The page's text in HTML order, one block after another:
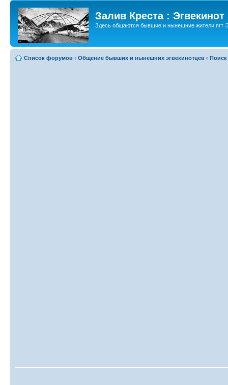
Залив Креста : Эгвекинот
Здесь общаются бывшие и нынешние жители пгт
Список форумов ‹ Общение бывших и нынешних эгвекинотцев ‹ Поиск